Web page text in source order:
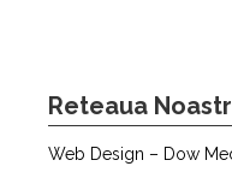
Reteaua
Web Design – Dow